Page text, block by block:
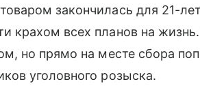
закончилась для 21-
крахом всех планов на
но прямо на месте сбора
уголовного розыска.